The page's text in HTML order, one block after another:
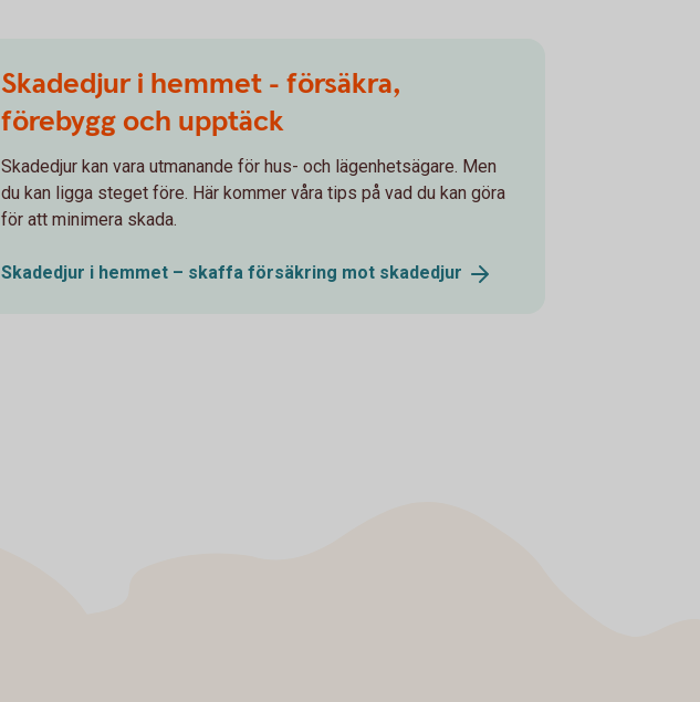
Skadedjur i hemmet - försäkra,
förebygg och upptäck
Skadedjur kan vara utmanande för hus- och lägenhetsägare. Men
du kan ligga steget före. Här kommer våra tips på vad du kan göra
för att minimera skada.
Skadedjur i hemmet – skaffa försäkring mot skadedjur